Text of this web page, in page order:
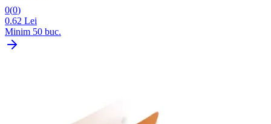
0(0)
0.62 Lei
Minim 50 buc.